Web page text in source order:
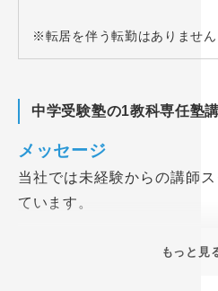
※転居を伴う転勤はありません
中学受験塾の1教科専任塾
メッセージ
当社では未経験からの講師
ています。
■最初から明確な志望動機は
もっと見